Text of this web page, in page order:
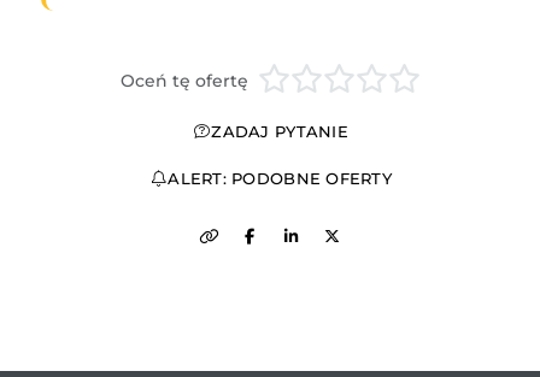
Oceń tę ofertę
ZADAJ PYTANIE
ALERT: PODOBNE OFERTY